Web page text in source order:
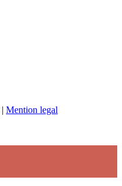
| Mention legal